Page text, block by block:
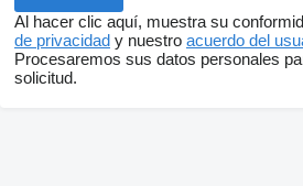
Al hacer clic aquí, muestra su
de privacidad y nuestro acuerdo del
Procesaremos sus datos personales
solicitud.